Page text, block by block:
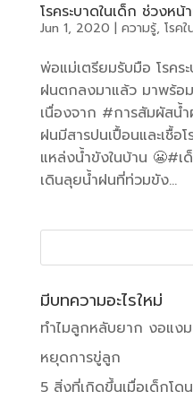
โรคระบาดในเด็ก ช่วงหน้
Jun 1, 2020 | ความรู้, โรค
พ่อแม่เตรียมรับมือ โรค
ฝนตกลงมาแล้ว มาพร้อ
เนื่องจาก #การสัมผัสน้ำ
ฝนมีสารปนเปื้อนและเชื้อ
แหล่งน้ำขังในบ้าน 😬#เ
เดินลุยน้ำฝนที่ท่วมขัง...
มีบทความอะไรใหม่
ทำไมลูกหลับยาก งอแงม
หยุดการขู่ลูก
5 สิ่งที่เกิดขึ้นเมื่อเด็กโด